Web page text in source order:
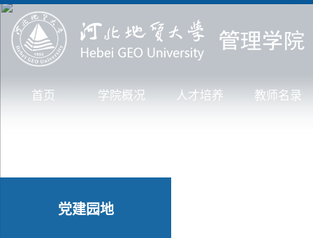
首页 学院概况 人才培养 教师名录
党建园地